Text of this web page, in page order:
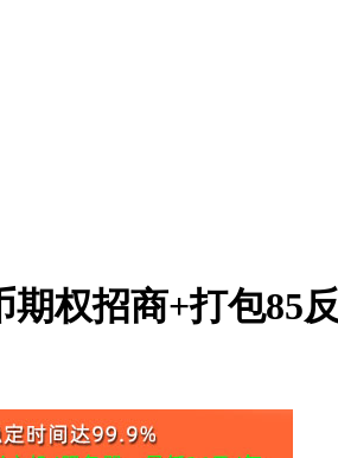
权招商+打包85